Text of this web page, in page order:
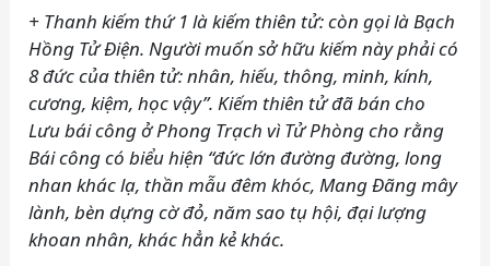
+ Thanh kiếm thứ 1 là kiếm thiên tử: còn gọi là Bạch
Hồng Tử Điện. Người muốn sở hữu kiếm này phải có
8 đức của thiên tử: nhân, hiếu, thông, minh, kính,
cương, kiệm, học vậy”. Kiếm thiên tử đã bán cho
Lưu bái công ở Phong Trạch vì Tử Phòng cho rằng
Bái công có biểu hiện “đức lớn đường đường, long
nhan khác lạ, thần mẫu đêm khóc, Mang Đãng mây
lành, bèn dựng cờ đỏ, năm sao tụ hội, đại lượng
khoan nhân, khác hẳn kẻ khác.